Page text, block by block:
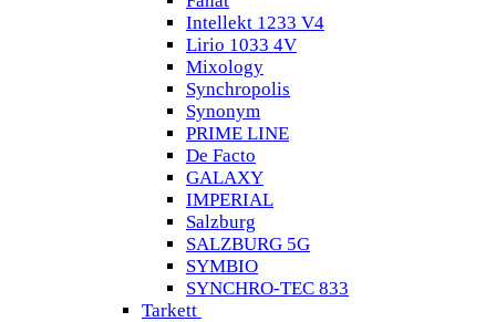
Intellekt 1233 V4
Lirio 1033 4V
Mixology
Synchropolis
Synonym
PRIME LINE
De Facto
GALAXY
IMPERIAL
Salzburg
SALZBURG 5G
SYMBIO
SYNCHRO-TEC 833
Tarkett